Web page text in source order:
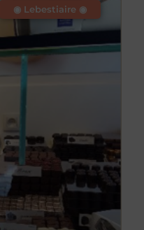
◉ Lebestiaire ◉